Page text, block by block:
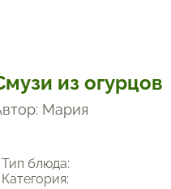
из огурцов
Мария
блюда: